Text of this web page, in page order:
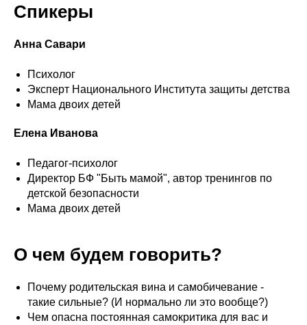
Спикеры
Анна Савари
Психолог
Эксперт Национального Института защиты детства
Мама двоих детей
Елена Иванова
Педагог-психолог
Директор БФ "Быть мамой", автор тренингов по
детской безопасности
Мама двоих детей
О чем будем говорить?
Почему родительская вина и самобичевание -
такие сильные? (И нормально ли это вообще?)
Чем опасна постоянная самокритика для вас и